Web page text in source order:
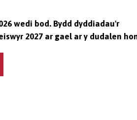
wedi bod. Bydd dyddiadau'r
2027 ar gael ar y dudalen